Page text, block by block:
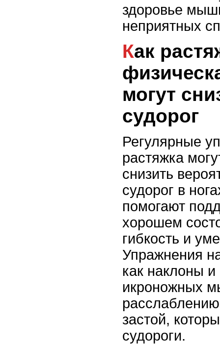
здоровье
неприятных
Как растяжка и
могут
судорог
Регулярные
растяжка
снизить
судорог в
помогают
хорошем
гибкость и
Упражнения
как наклоны и
икроножных
застой,
судороги.